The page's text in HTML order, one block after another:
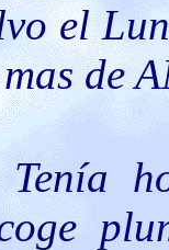
el
de
Tenía